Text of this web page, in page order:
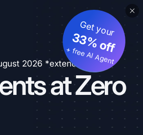
2026 *extended
at Zero
Get your
33% off
+ free AI Agent